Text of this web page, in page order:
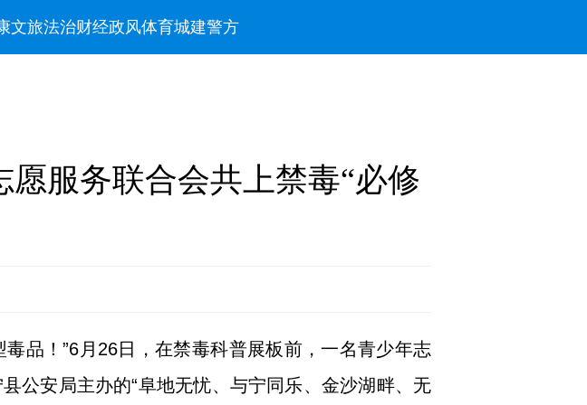
文旅法治财经政风体育城建警方
服务联合会共上禁毒“必修
毒品！”6月26日，在禁毒科普展板前，一名青少年志
公安局主办的“阜地无忧、与宁同乐、金沙湖畔、无